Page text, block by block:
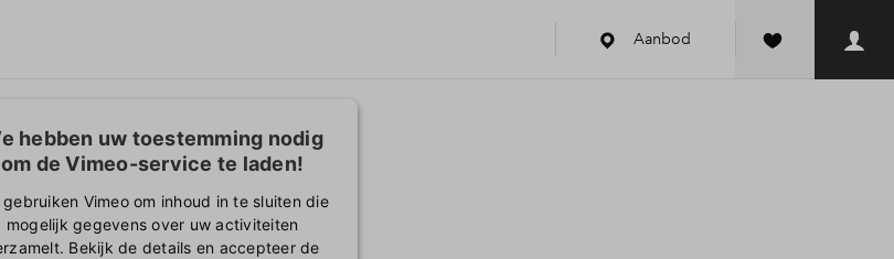
Aanbod
hebben uw toestemming nodig
om de Vimeo-service te laden!
gebruiken Vimeo om inhoud in te sluiten die
mogelijk gegevens over uw activiteiten
Bekijk de details en accepteer de